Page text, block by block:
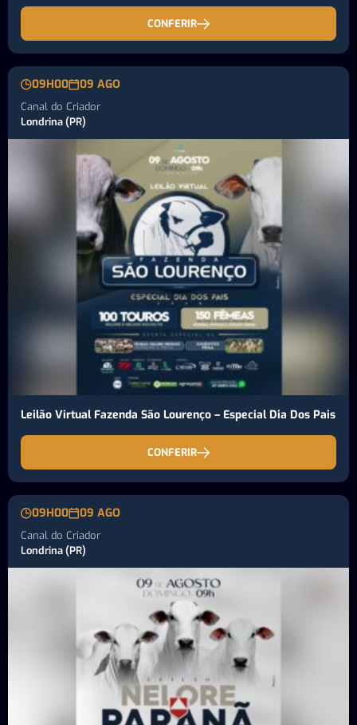
CONFERIR
09H00 09 AGO
Canal do Criador
Londrina (PR)
Leilão Virtual Fazenda São Lourenço – Especial Dia Dos Pais
CONFERIR
09H00 09 AGO
Canal do Criador
Londrina (PR)